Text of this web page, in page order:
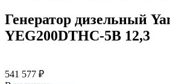
Генератор дизельный
YEG200DTHC-5B 12,3
541 577 ₽